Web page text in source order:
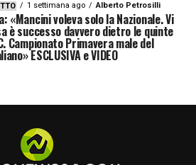
1 settimana ago Alberto Petrosilli
«Mancini voleva solo la Nazionale. Vi
è successo davvero dietro le quinte
Campionato Primavera male del
ESCLUSIVA e VIDEO